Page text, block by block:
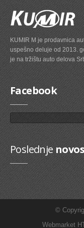
REGULATOR
ŠASIJA I UPRAVLJANJE
KOČIONI SISTEM
Diskovi
Pločice
Doboši
Paknovi
Crevo kočnica
Sajla ručne
Osnovni cilindri
Glavni kočioni
FACET - ITALIJA
FAE - ITALIJA
FAG - NEMACKA
FAI - ENGLESKA
FARE
FEBI-BILSTEIN
FORMPART - Turska
FRAP - ITALIJA
GATES - BELGIJA
GENERAL RICAMBI
GEP - KINA.
GHIBAUDI MARIO -
GIEFFE
GLASER
GM
GOETZE
GOODYEAR
GRAF - ITALIJA
GST NUOVA
GUARNITAUTO
KUMIR M je prodavnica
uspešno deluje od 2013.
je na tržištu auto delova
Facebook
Poslednje
©
Webmarket